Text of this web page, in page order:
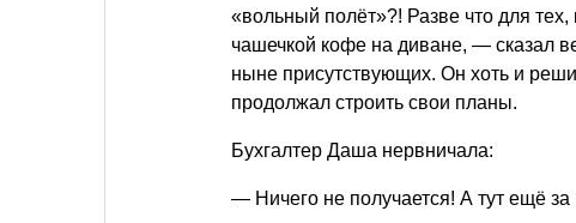
«вольный полёт»?! Разве что для
чашечкой кофе на диване, — сказал
ныне присутствующих. Он хоть и
продолжал строить свои планы.
Бухгалтер Даша нервничала:
— Ничего не получается! А тут ещё за